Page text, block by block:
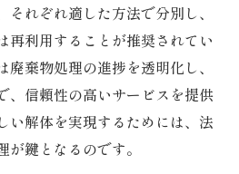
れぞれ適した方法で分別し、
再利用することが推奨されてい
棄物処理の進捗を透明化し、
、信頼性の高いサービスを提供
い解体を実現するためには、法
鍵となるのです。